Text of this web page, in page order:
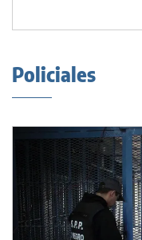
Policiales